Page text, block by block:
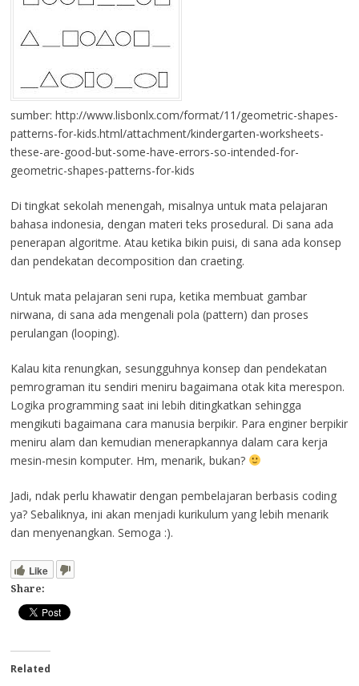
sumber: http://www.lisbonlx.com/format/11/geometric-shapes-
patterns-for-kids.html/attachment/kindergarten-worksheets-
these-are-good-but-some-have-errors-so-intended-for-
geometric-shapes-patterns-for-kids
Di tingkat sekolah menengah, misalnya untuk mata pelajaran
bahasa indonesia, dengan materi teks prosedural. Di sana ada
penerapan algoritme. Atau ketika bikin puisi, di sana ada konsep
dan pendekatan decomposition dan craeting.
Untuk mata pelajaran seni rupa, ketika membuat gambar
nirwana, di sana ada mengenali pola (pattern) dan proses
perulangan (looping).
Kalau kita renungkan, sesungguhnya konsep dan pendekatan
pemrograman itu sendiri meniru bagaimana otak kita merespon.
Logika programming saat ini lebih ditingkatkan sehingga
mengikuti bagaimana cara manusia berpikir. Para enginer berpikir
meniru alam dan kemudian menerapkannya dalam cara kerja
mesin-mesin komputer. Hm, menarik, bukan?
Jadi, ndak perlu khawatir dengan pembelajaran berbasis coding
ya? Sebaliknya, ini akan menjadi kurikulum yang lebih menarik
dan menyenangkan. Semoga :).
Like
Share:
Related